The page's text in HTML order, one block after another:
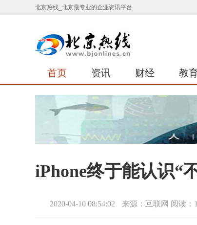
北京热线_北京最专业的企业资讯平台
首页 资讯 财经 教
iPhone终于能认识“
2020-04-10 08:54:02 来源：互联网 阅读：